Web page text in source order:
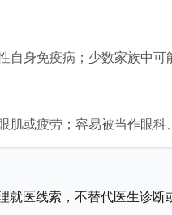
自身免疫病；少数家族中
肌或疲劳；容易被当作眼
就医线索，不替代医生诊